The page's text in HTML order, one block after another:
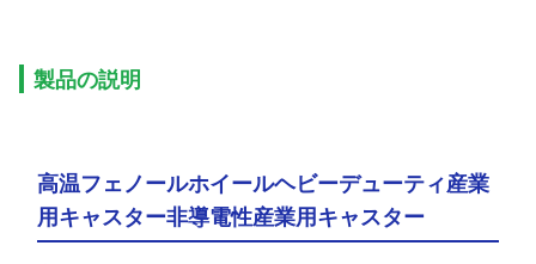
製品の説明
高温フェノールホイールヘビーデューティ産業
用キャスター非導電性産業用キャスター